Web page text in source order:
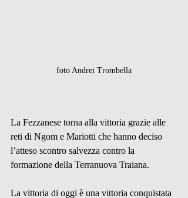
foto Andrei Trombella
La Fezzanese torna alla vittoria grazie alle
reti di Ngom e Mariotti che hanno deciso
l’atteso scontro salvezza contro la
formazione della Terranuova Traiana.
La vittoria di oggi è una vittoria conquistata